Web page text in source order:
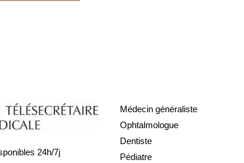
24h/7j
Médecin généraliste
Ophtalmologue
Dentiste
Pédiatre